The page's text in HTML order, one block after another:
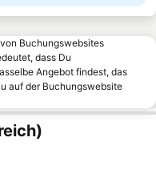
Buchungswebsites
dass Du
Angebot findest, das
auf der Buchungswebsite